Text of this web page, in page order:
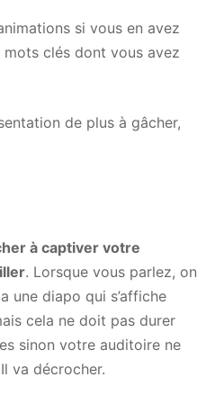
si vous en avez
clés dont vous avez
de plus à gâcher,
à captiver votre
. Lorsque vous parlez, on
une diapo qui s’affiche
cela ne doit pas durer
sinon votre auditoire ne
va décrocher.